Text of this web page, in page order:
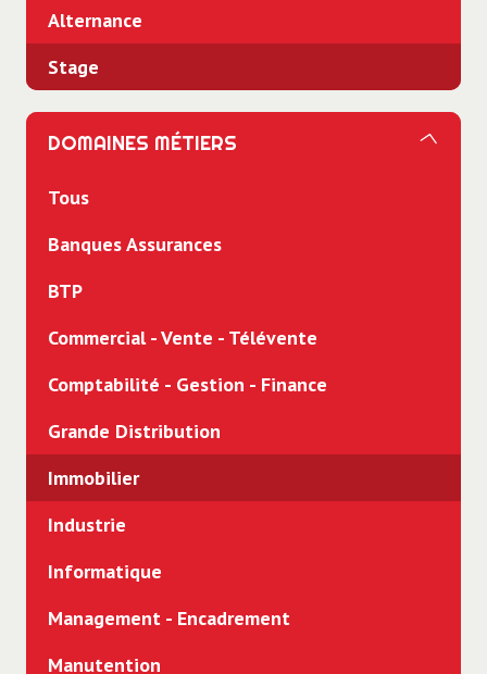
Alternance
Stage
DOMAINES MÉTIERS
Tous
Banques Assurances
BTP
Commercial - Vente - Télévente
Comptabilité - Gestion - Finance
Grande Distribution
Immobilier
Industrie
Informatique
Management - Encadrement
Manutention